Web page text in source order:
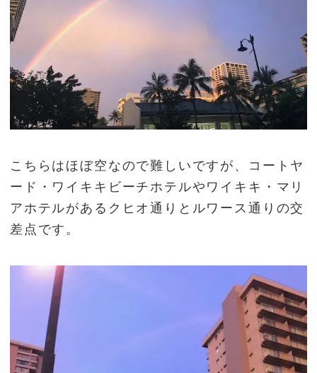
こちらはほぼ空なので難しいですが、コートヤ
ード・ワイキキビーチホテルやワイキキ・マリ
アホテルがあるクヒオ通りとルワース通りの交
差点です。